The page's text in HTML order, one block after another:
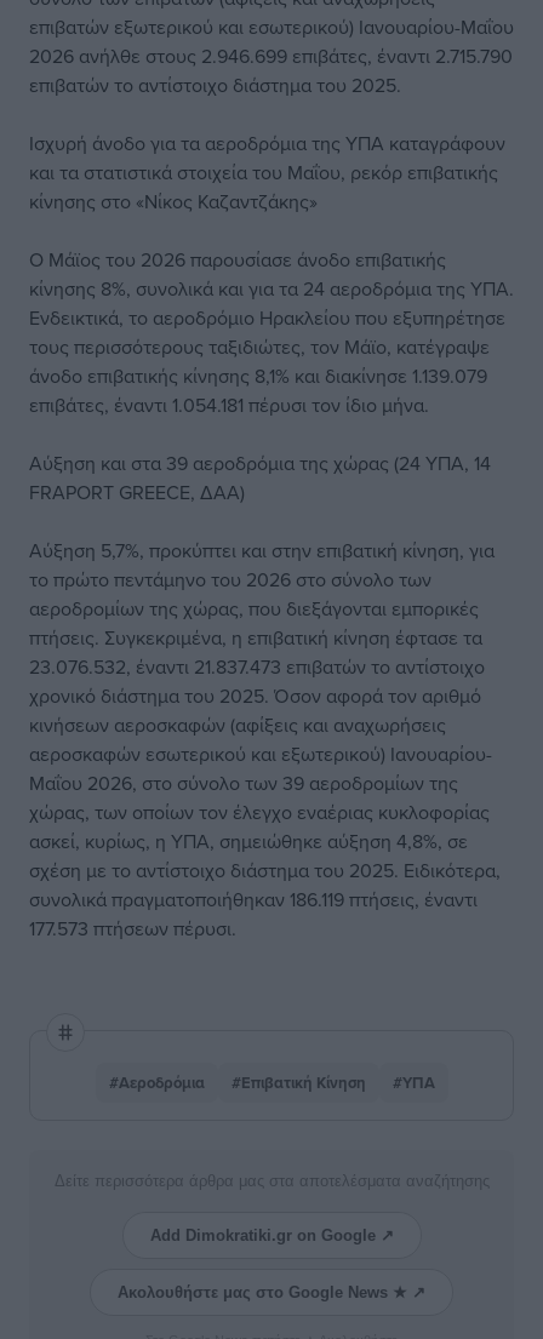
επιβατών εξωτερικού και εσωτερικού) Ιανουαρίου-Μαΐου
2026 ανήλθε στους 2.946.699 επιβάτες, έναντι 2.715.790
επιβατών το αντίστοιχο διάστημα του 2025.
Iσχυρή άνοδο για τα αεροδρόμια της ΥΠΑ καταγράφουν
και τα στατιστικά στοιχεία του Μαΐου, ρεκόρ επιβατικής
κίνησης στο «Νίκος Καζαντζάκης»
Ο Μάϊος του 2026 παρουσίασε άνοδο επιβατικής
κίνησης 8%, συνολικά και για τα 24 αεροδρόμια της ΥΠΑ.
Ενδεικτικά, το αεροδρόμιο Ηρακλείου που εξυπηρέτησε
τους περισσότερους ταξιδιώτες, τον Μάϊο, κατέγραψε
άνοδο επιβατικής κίνησης 8,1% και διακίνησε 1.139.079
επιβάτες, έναντι 1.054.181 πέρυσι τον ίδιο μήνα.
Αύξηση και στα 39 αεροδρόμια της χώρας (24 ΥΠΑ, 14
FRAPORT GREECE, ΔΑΑ)
Αύξηση 5,7%, προκύπτει και στην επιβατική κίνηση, για
το πρώτο πεντάμηνο του 2026 στο σύνολο των
αεροδρομίων της χώρας, που διεξάγονται εμπορικές
πτήσεις. Συγκεκριμένα, η επιβατική κίνηση έφτασε τα
23.076.532, έναντι 21.837.473 επιβατών το αντίστοιχο
χρονικό διάστημα του 2025. Όσον αφορά τον αριθμό
κινήσεων αεροσκαφών (αφίξεις και αναχωρήσεις
αεροσκαφών εσωτερικού και εξωτερικού) Ιανουαρίου-
Μαΐου 2026, στο σύνολο των 39 αεροδρομίων της
χώρας, των οποίων τον έλεγχο εναέριας κυκλοφορίας
ασκεί, κυρίως, η ΥΠΑ, σημειώθηκε αύξηση 4,8%, σε
σχέση με το αντίστοιχο διάστημα του 2025. Ειδικότερα,
συνολικά πραγματοποιήθηκαν 186.119 πτήσεις, έναντι
177.573 πτήσεων πέρυσι.
#Αεροδρόμια #Επιβατική Κίνηση #ΥΠΑ
Δείτε περισσότερα άρθρα μας στα αποτελέσματα αναζήτησης
Add Dimokratiki.gr on Google ↗
Ακολουθήστε μας στο Google News ★ ↗